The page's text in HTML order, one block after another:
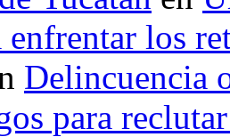
enfrentar los
Delincuencia
para